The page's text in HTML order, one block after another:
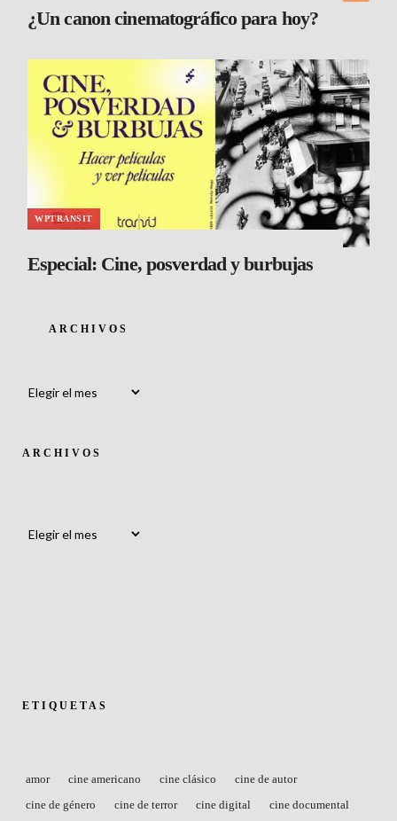
¿Un canon cinematográfico para hoy?
WPTRANSIT
Especial: Cine, posverdad y burbujas
ARCHIVOS
ARCHIVOS
ETIQUETAS
amor cine americano cine clásico
cine de autor
cine de género
cine de terror cine digital
cine documental